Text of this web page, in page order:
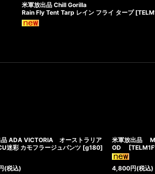
米軍放出品 Chill Gorilla
Rain Fly Tent Tarp レイン フライ タープ [
品 ADA VICTORIA オーストラリア
迷彩 カモフラージュパンツ [g180]
(税込)
米軍放出品
OD
[
4,800円(税込)